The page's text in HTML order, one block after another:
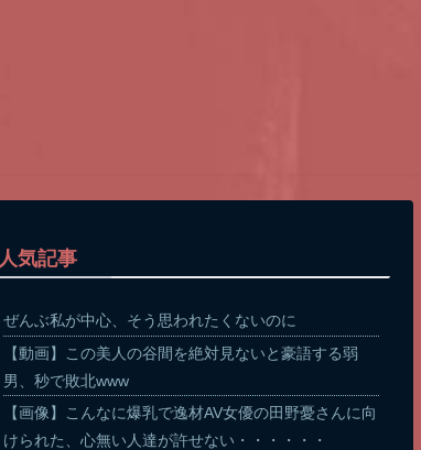
人気記事
ぜんぶ私が中心、そう思われたくないのに
【動画】この美人の谷間を絶対見ないと豪語する弱
男、秒で敗北www
【画像】こんなに爆乳で逸材AV女優の田野憂さんに向
けられた、心無い人達が許せない・・・・・・